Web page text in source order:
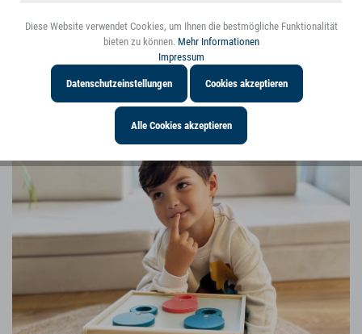
Der small foot Hauptkatalog 2024 präsentiert eine Vielzahl an
neuen Spielwaren-Highlights
Personalisierung Inaktiv
Diese Website verwendet Cookies, um Ihnen die bestmögliche Funktionalität
bieten zu können. Mehr Informationen
Impressum
Datenschutzeinstellungen Cookies akzeptieren
Alle Cookies akzeptieren